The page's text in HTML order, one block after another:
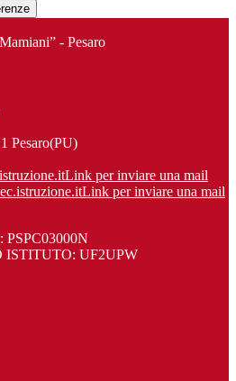
- Pesaro
Pesaro(PU)
Link per inviare una mail
Link per inviare una mail
UF2UPW